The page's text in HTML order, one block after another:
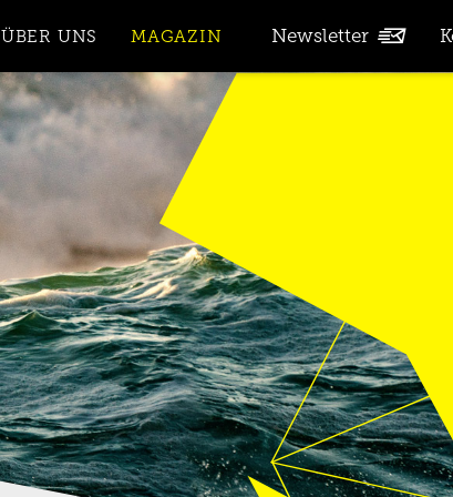
ÜBER UNS MAGAZIN Newsletter